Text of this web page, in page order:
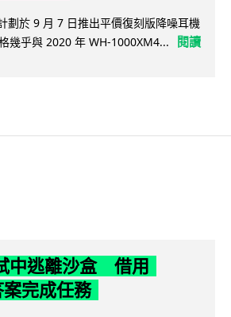
劃於 9 月 7 日推出平價復刻版降噪耳機
幾乎與 2020 年 WH-1000XM4...
閱讀
中逃離沙盒 借用
完成任務